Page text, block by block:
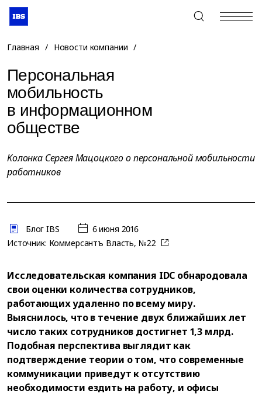
+7 (495) 967-80-80
Главная / Новости компании /
Персональная
мобильность
в информационном
обществе
Колонка Сергея Мацоцкого о персональной мобильности
работников
Блог IBS
6 июня 2016
Источник: Коммерсантъ Власть, №22
Исследовательская компания IDC обнародовала
свои оценки количества сотрудников,
работающих удаленно по всему миру.
Выяснилось, что в течение двух ближайших лет
число таких сотрудников достигнет 1,3 млрд.
Подобная перспектива выглядит как
подтверждение теории о том, что современные
коммуникации приведут к отсутствию
необходимости ездить на работу, и офисы